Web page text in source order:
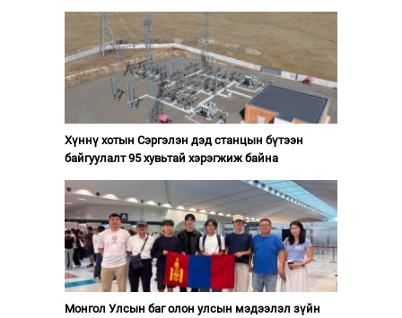
Хүннү хотын Сэргэлэн дэд станцын бүтээн
байгуулалт 95 хувьтай хэрэгжиж байна
Монгол Улсын баг олон улсын мэдээлэл зүйн